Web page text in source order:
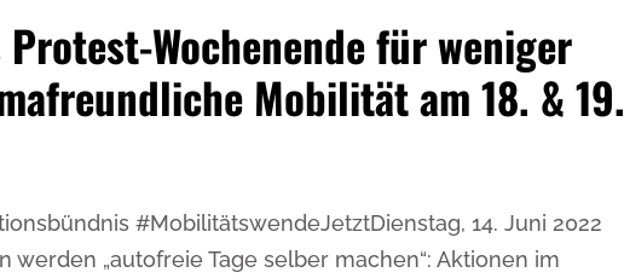
Wochenende für weniger
Mobilität am 18. & 19.
#MobilitätswendeJetztDienstag, 14. Juni 2022
werden „autofreie Tage selber machen“: Aktionen im